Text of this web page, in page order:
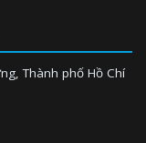
Thành phố Hồ Chí